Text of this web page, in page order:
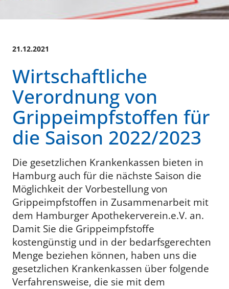
21.12.2021
Wirtschaftliche
Verordnung von
Grippeimpfstoffen für
die Saison 2022/2023
Die gesetzlichen Krankenkassen bieten in
Hamburg auch für die nächste Saison die
Möglichkeit der Vorbestellung von
Grippeimpfstoffen in Zusammenarbeit mit
dem Hamburger Apothekerverein.e.V. an.
Damit Sie die Grippeimpfstoffe
kostengünstig und in der bedarfsgerechten
Menge beziehen können, haben uns die
gesetzlichen Krankenkassen über folgende
Verfahrensweise, die sie mit dem